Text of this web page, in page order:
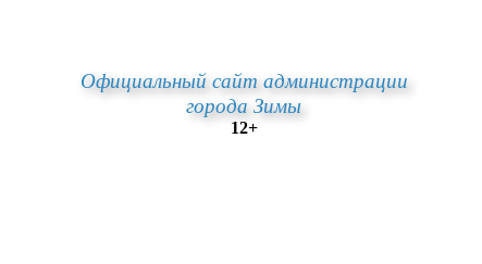
Официальный сайт администрации
города Зимы
12+